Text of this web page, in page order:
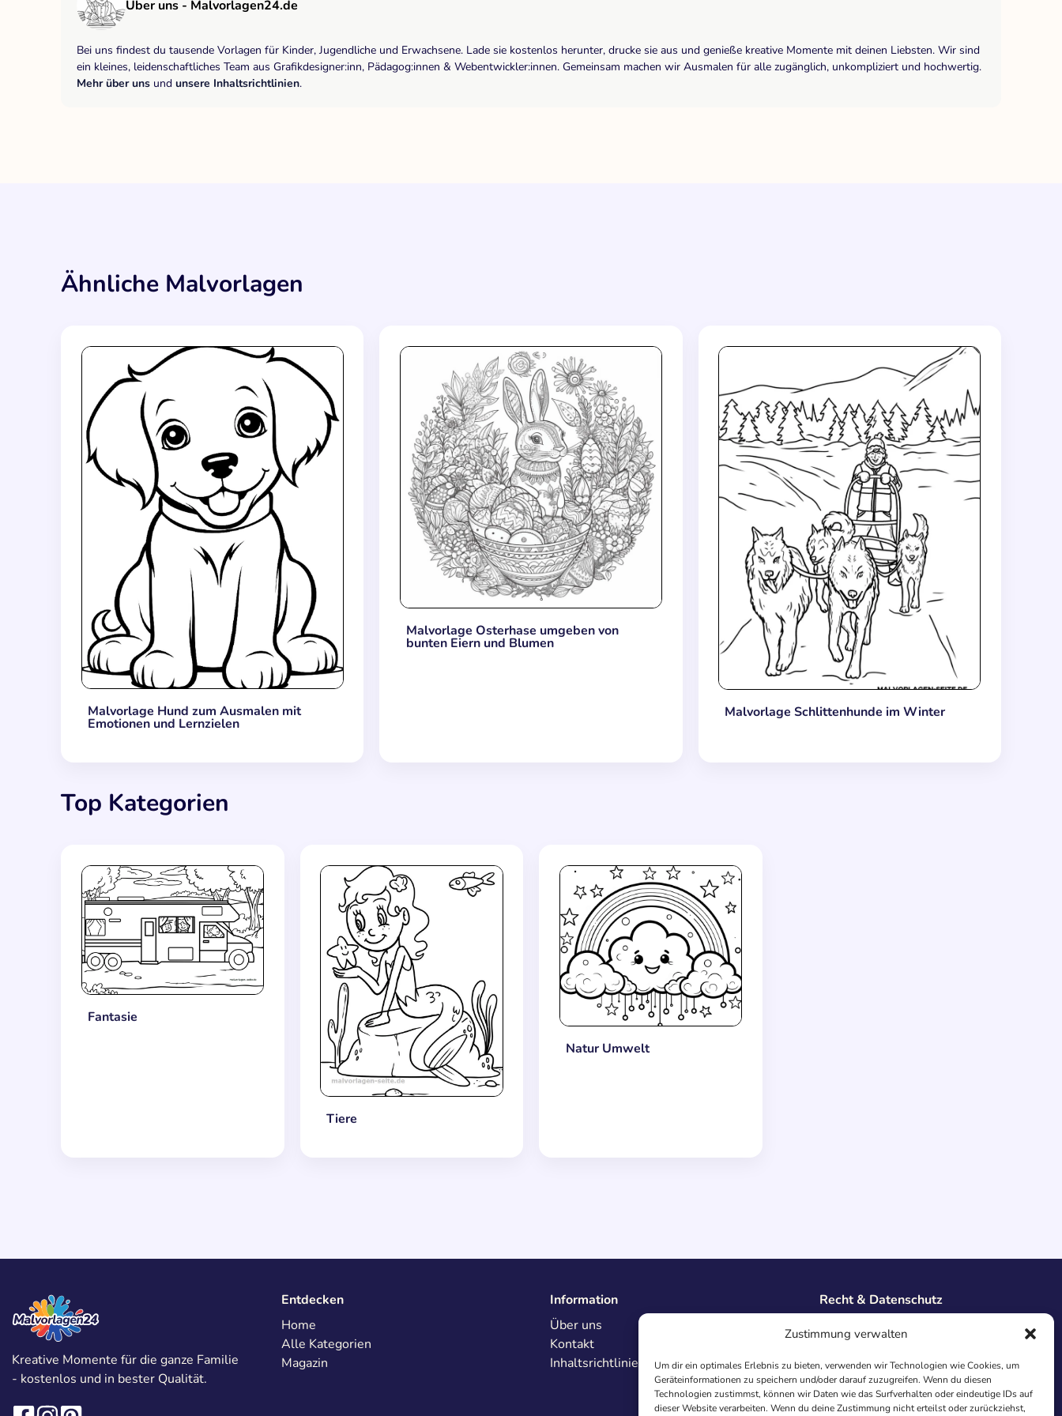
Zustimmung verwalten
Um dir ein optimales Erlebnis zu bieten, verwenden wir Technologien wie Cookies, um
Geräteinformationen zu speichern und/oder darauf zuzugreifen. Wenn du diesen
Technologien zustimmst, können wir Daten wie das Surfverhalten oder eindeutige IDs auf
dieser Website verarbeiten. Wenn du deine Zustimmung nicht erteilst oder zurückziehst,
Über uns - Malvorlagen24.de
Bei uns findest du tausende Vorlagen für Kinder, Jugendliche und Erwachsene. Lade sie kostenlos herunter, drucke sie aus und genieße kreative Momente mit deinen Liebsten. Wir sind
ein kleines, leidenschaftliches Team aus Grafikdesigner:inn, Pädagog:innen & Webentwickler:innen. Gemeinsam machen wir Ausmalen für alle zugänglich, unkompliziert und hochwertig.
Mehr über uns und unsere Inhaltsrichtlinien.
Ähnliche Malvorlagen
Malvorlage Hund zum Ausmalen mit
Emotionen und Lernzielen
Malvorlage Osterhase umgeben von
bunten Eiern und Blumen
Malvorlage Schlittenhunde im Winter
Top Kategorien
Fantasie
Tiere
Natur Umwelt
Kreative Momente für die ganze Familie
- kostenlos und in bester Qualität.
Entdecken
Home
Alle Kategorien
Magazin
Information
Über uns
Kontakt
Inhaltsrichtlinien
Recht & Datenschutz
Datenschutz
AGB
Cookies